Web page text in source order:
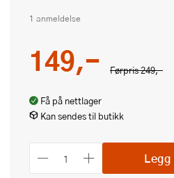
1 anmeldelse
Førpris249,-
149,-
Få på nettlager
Kan sendes til butikk